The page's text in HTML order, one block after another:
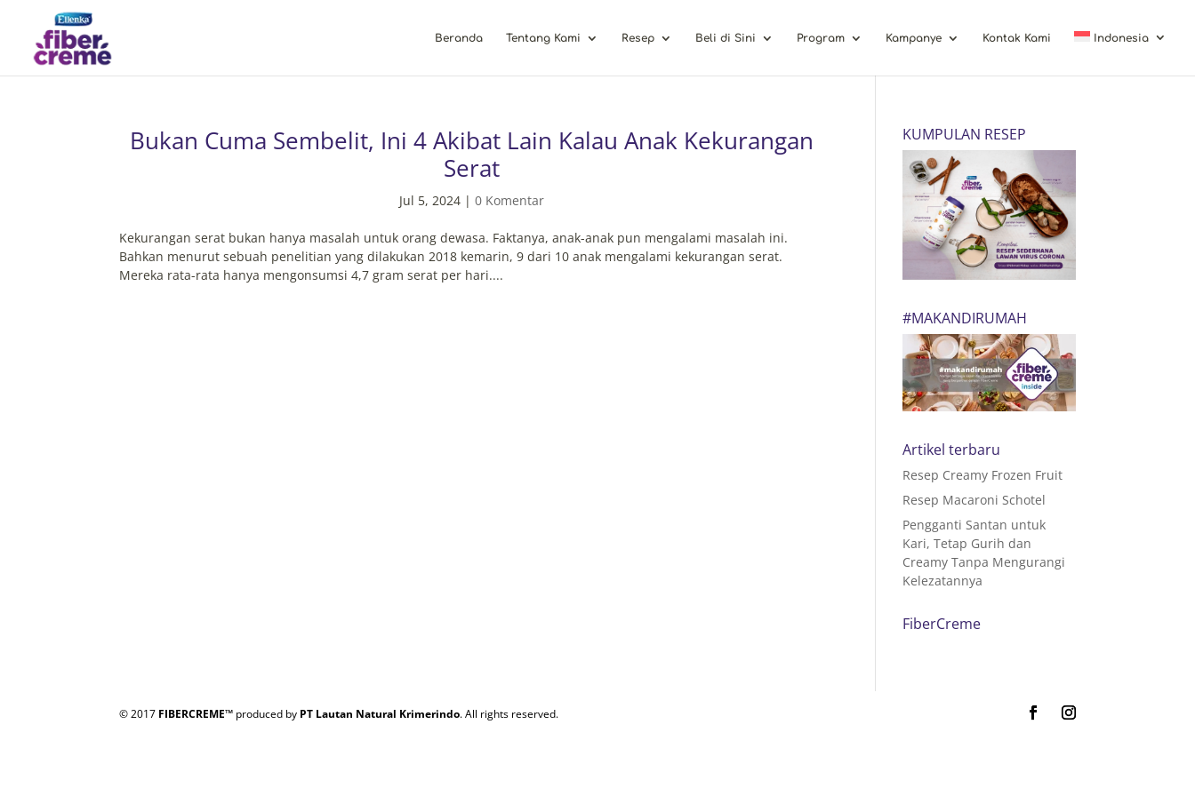
Beranda Tentang Kami Resep Beli di Sini Program Kampanye Kontak Kami Indonesia
Bukan Cuma Sembelit, Ini 4 Akibat Lain Kalau Anak Kekurangan
Serat
Jul 5, 2024| 0 Komentar
Kekurangan serat bukan hanya masalah untuk orang dewasa. Faktanya, anak-anak pun mengalami masalah ini.
Bahkan menurut sebuah penelitian yang dilakukan 2018 kemarin, 9 dari 10 anak mengalami kekurangan serat.
Mereka rata-rata hanya mengonsumsi 4,7 gram serat per hari....
KUMPULAN RESEP
#MAKANDIRUMAH
Artikel terbaru
Resep Creamy Frozen Fruit
Resep Macaroni Schotel
Pengganti Santan untuk
Kari, Tetap Gurih dan
Creamy Tanpa Mengurangi
Kelezatannya
FiberCreme
© 2017 FIBERCREME™ produced by PT Lautan Natural Krimerindo. All rights reserved.